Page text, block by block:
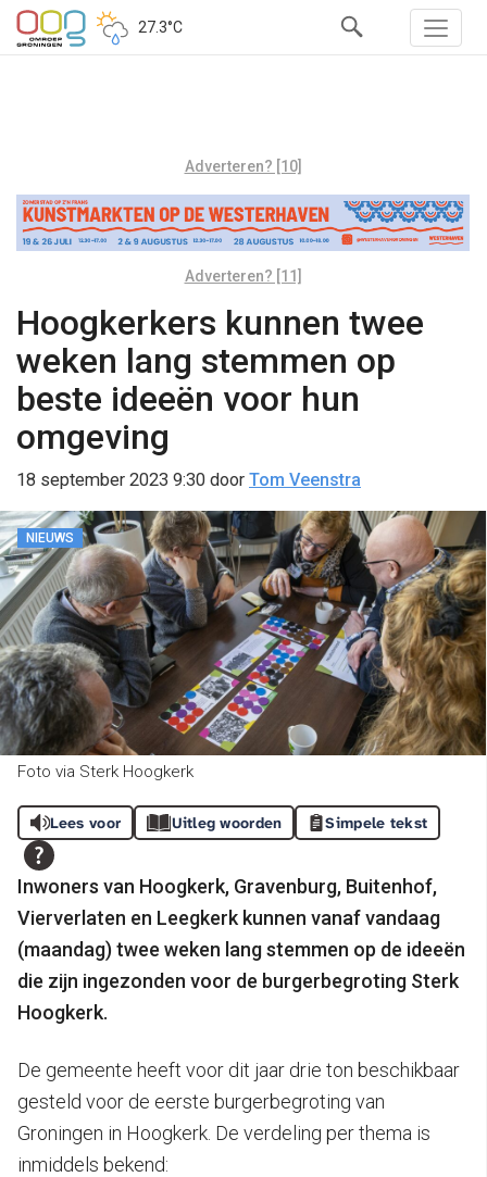
27.3°C
Adverteren? [10]
Adverteren? [11]
Hoogkerkers kunnen twee
weken lang stemmen op
beste ideeën voor hun
omgeving
18 september 2023 9:30 door Tom Veenstra
NIEUWS
Foto via Sterk Hoogkerk
Lees voor Uitleg woorden Simpele tekst
Inwoners van Hoogkerk, Gravenburg, Buitenhof,
Vierverlaten en Leegkerk kunnen vanaf vandaag
(maandag) twee weken lang stemmen op de ideeën
die zijn ingezonden voor de burgerbegroting Sterk
Hoogkerk.
De gemeente heeft voor dit jaar drie ton beschikbaar
gesteld voor de eerste burgerbegroting van
Groningen in Hoogkerk. De verdeling per thema is
inmiddels bekend: